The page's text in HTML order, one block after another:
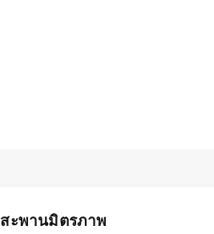
สะพานมิตรภาพ